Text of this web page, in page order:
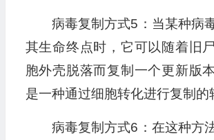
病毒复制方式5：当某种病
其生命终点时，它可以随着旧
胞外壳脱落而复制一个更新版
是一种通过细胞转化进行复制的
病毒复制方式6：在这种方